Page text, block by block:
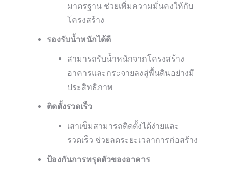
มาตรฐาน ช่วยเพิ่มความมั่นคงให้กับ
โครงสร้าง
รองรับน้ำหนักได้ดี
สามารถรับน้ำหนักจากโครงสร้าง
อาคารและกระจายลงสู่พื้นดินอย่างมี
ประสิทธิภาพ
ติดตั้งรวดเร็ว
เสาเข็มสามารถติดตั้งได้ง่ายและ
รวดเร็ว ช่วยลดระยะเวลาการก่อสร้าง
ป้องกันการทรุดตัวของอาคาร